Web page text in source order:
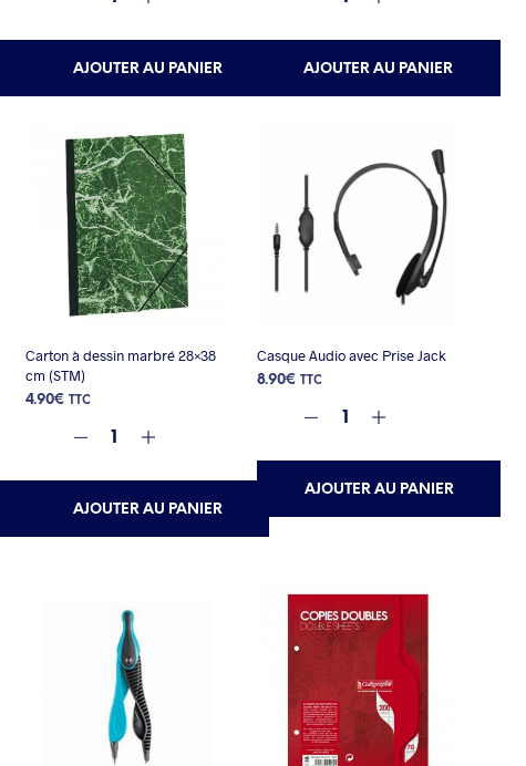
AJOUTER AU PANIER AJOUTER AU PANIER
Carton à dessin marbré 28×38
cm (STM)
4.90€ TTC
AJOUTER AU PANIER
Casque Audio avec Prise Jack
8.90€ TTC
AJOUTER AU PANIER